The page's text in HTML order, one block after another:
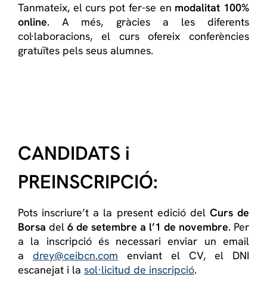
Tanmateix, el curs pot fer-se en modalitat 100%
online. A més, gràcies a les diferents
col·laboracions, el curs ofereix conferències
gratuïtes pels seus alumnes.
CANDIDATS i
PREINSCRIPCIÓ:
Pots inscriure’t a la present edició del Curs de
Borsa del 6 de setembre a l’1 de novembre. Per
a la inscripció és necessari enviar un email
a drey@ceibcn.com enviant el CV, el DNI
escanejat i la sol·licitud de inscripció.